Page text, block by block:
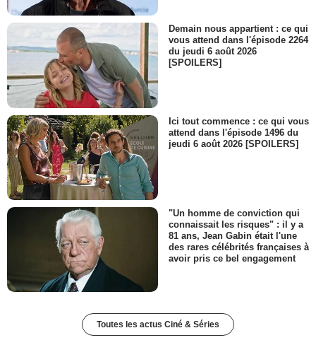
Demain nous appartient : ce qui
vous attend dans l'épisode 2264
du jeudi 6 août 2026
[SPOILERS]
Ici tout commence : ce qui vous
attend dans l'épisode 1496 du
jeudi 6 août 2026 [SPOILERS]
"Un homme de conviction qui
connaissait les risques" : il y a
81 ans, Jean Gabin était l'une
des rares célébrités françaises à
avoir pris ce bel engagement
Toutes les actus Ciné & Séries